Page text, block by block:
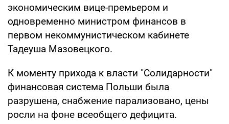
экономическим вице-премьером и
одновременно министром финансов в
первом некоммунистическом кабинете
Тадеуша Мазовецкого.
К моменту прихода к власти "Солидарности"
финансовая система Польши была
разрушена, снабжение парализовано, цены
росли на фоне всеобщего дефицита.